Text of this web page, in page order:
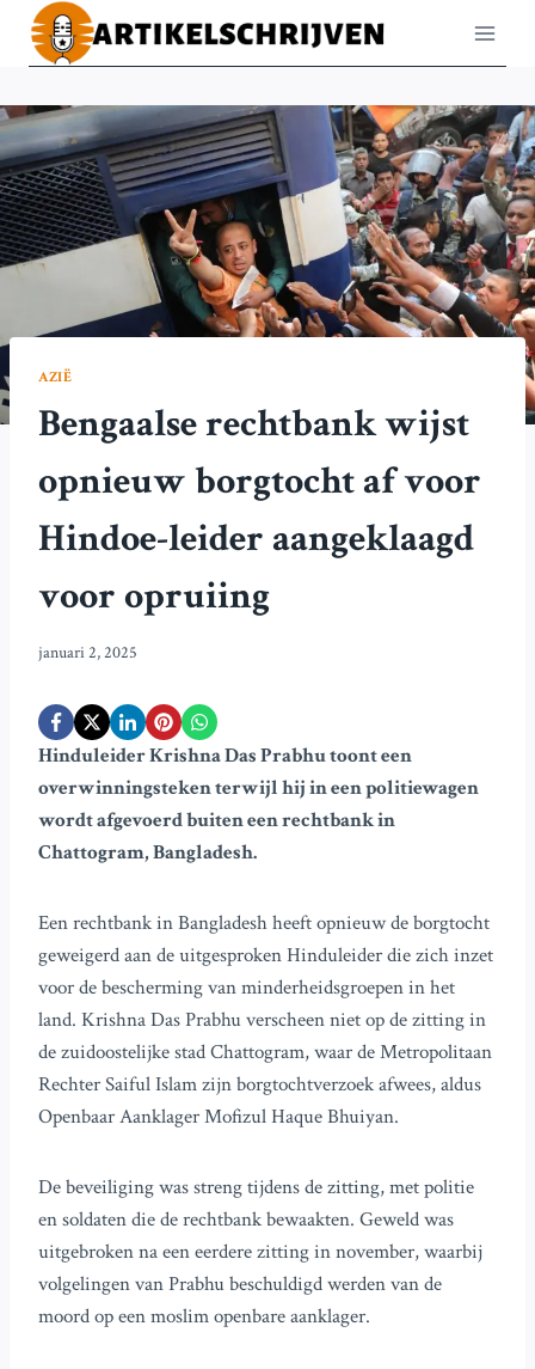
Doorgaan
naar
AZIË
Bengaalse rechtbank wijst
opnieuw borgtocht af voor
Hindoe-leider aangeklaagd
voor opruiing
januari 2, 2025
Hinduleider Krishna Das Prabhu toont een
overwinningsteken terwijl hij in een politiewagen
wordt afgevoerd buiten een rechtbank in
Chattogram, Bangladesh.
Een rechtbank in Bangladesh heeft opnieuw de borgtocht
geweigerd aan de uitgesproken Hinduleider die zich inzet
voor de bescherming van minderheidsgroepen in het
land. Krishna Das Prabhu verscheen niet op de zitting in
de zuidoostelijke stad Chattogram, waar de Metropolitaan
Rechter Saiful Islam zijn borgtochtverzoek afwees, aldus
Openbaar Aanklager Mofizul Haque Bhuiyan.
De beveiliging was streng tijdens de zitting, met politie
en soldaten die de rechtbank bewaakten. Geweld was
uitgebroken na een eerdere zitting in november, waarbij
volgelingen van Prabhu beschuldigd werden van de
moord op een moslim openbare aanklager.